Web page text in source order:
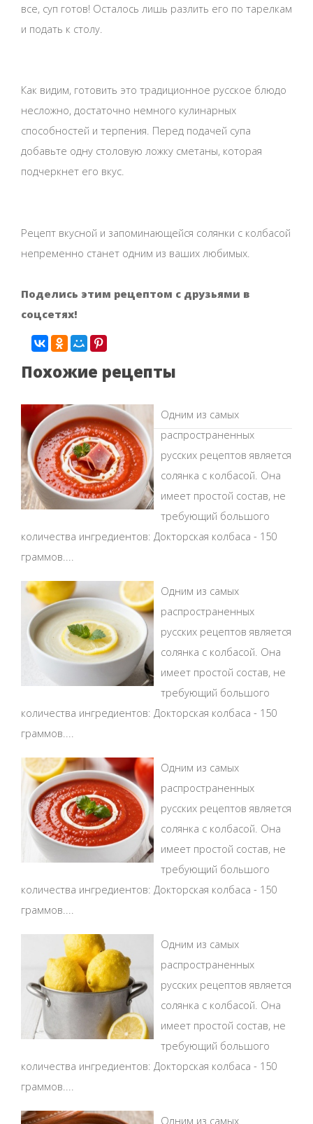
все, суп готов! Осталось лишь разлить его по тарелкам
и подать к столу.
Как видим, готовить это традиционное русское блюдо
несложно, достаточно немного кулинарных
способностей и терпения. Перед подачей супа
добавьте одну столовую ложку сметаны, которая
подчеркнет его вкус.
Рецепт вкусной и запоминающейся солянки с колбасой
непременно станет одним из ваших любимых.
Поделись этим рецептом с друзьями в
соцсетях!
Похожие рецепты
Одним из самых
распространенных
русских рецептов является
солянка с колбасой. Она
имеет простой состав, не
требующий большого
количества ингредиентов: Докторская колбаса - 150
граммов....
Одним из самых
распространенных
русских рецептов является
солянка с колбасой. Она
имеет простой состав, не
требующий большого
количества ингредиентов: Докторская колбаса - 150
граммов....
Одним из самых
распространенных
русских рецептов является
солянка с колбасой. Она
имеет простой состав, не
требующий большого
количества ингредиентов: Докторская колбаса - 150
граммов....
Одним из самых
распространенных
русских рецептов является
солянка с колбасой. Она
имеет простой состав, не
требующий большого
количества ингредиентов: Докторская колбаса - 150
граммов....
Одним из самых